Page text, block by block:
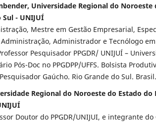
Universidade Regional do Noroeste
- UNIJUÍ
Mestre em Gestão Empresarial,
Administrador e Tecnólogo em
Pesquisador PPGDR/ UNIJUÍ –
Pós-Doc no PPGDPP/UFFS. Bolsista
Gaúcho. Rio Grande do Sul. Brasil.
Regional do Noroeste do Estado do
Doutor do PPGDR/UNIJUI, e integrante